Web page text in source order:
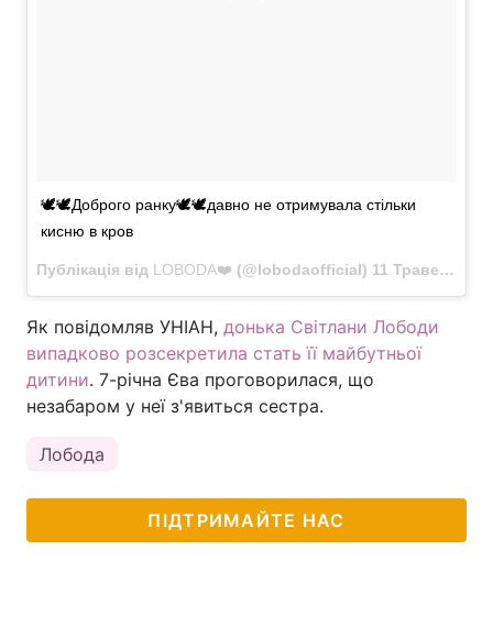
🕊🕊Доброго ранку🕊🕊давно не отримувала стільки
кисню в кров
Публікація від LOBODA❤️ (@lobodaofficial) 11 Травень 2018 в 8:45 PDT
Як повідомляв УНІАН, донька Світлани Лободи
випадково розсекретила стать її майбутньої
дитини. 7-річна Єва проговорилася, що
незабаром у неї з'явиться сестра.
Лобода
ПІДТРИМАЙТЕ НАС